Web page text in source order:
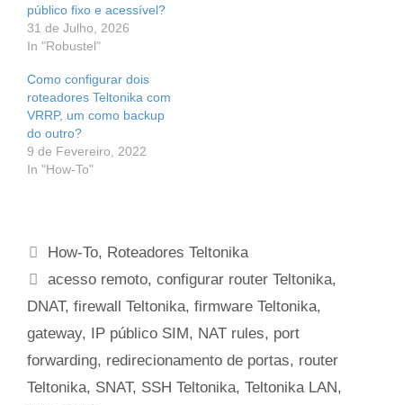
público fixo e acessível?
31 de Julho, 2026
In "Robustel"
Como configurar dois
roteadores Teltonika com
VRRP, um como backup
do outro?
9 de Fevereiro, 2022
In "How-To"
Categorias
How-To, Roteadores Teltonika
Etiquetas
acesso remoto,configurar router Teltonika,
DNAT, firewall Teltonika, firmware Teltonika,
gateway, IP público SIM, NAT rules, port
forwarding, redirecionamento de portas, router
Teltonika, SNAT, SSH Teltonika, Teltonika LAN,